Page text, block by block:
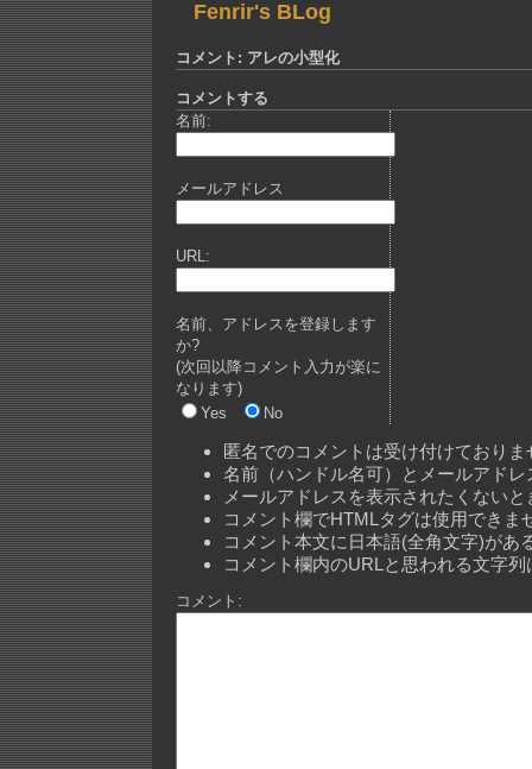
Fenrir's BLog
コメント: アレの小型化
コメントする
名前:
メールアドレス
URL:
名前、アドレスを登録します
か?
(次回以降コメント入力が楽に
なります)
Yes
No
匿名でのコメントは受け付けておりま
名前（ハンドル名可）とメールアド
メールアドレスを表示されたくない
コメント欄でHTMLタグは使用できま
コメント本文に日本語(全角文字)があ
コメント欄内のURLと思われる文字
コメント: